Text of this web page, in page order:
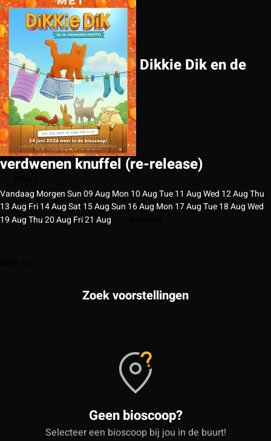
Dikkie Dik en de
verdwenen knuffel (re-release)
Vandaag MorgenSun09Aug Mon 10AugTue11 AugWed 12AugThu
13Aug Fri14AugSat 15AugSun 16Aug Mon 17AugTue18AugWed
19AugThu20Aug Fri21 Aug
Zoek voorstellingen
Geen bioscoop?
Selecteer een bioscoop bij jou in de buurt!